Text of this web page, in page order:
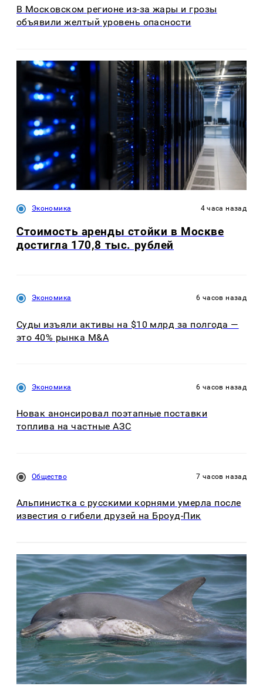
В Московском регионе из-за жары и грозы
объявили желтый уровень опасности
Экономика 4 часа назад
Стоимость аренды стойки в Москве
достигла 170,8 тыс. рублей
Экономика 6 часов назад
Суды изъяли активы на $10 млрд за полгода —
это 40% рынка M&A
Экономика 6 часов назад
Новак анонсировал поэтапные поставки
топлива на частные АЗС
Общество 7 часов назад
Альпинистка с русскими корнями умерла после
известия о гибели друзей на Броуд-Пик